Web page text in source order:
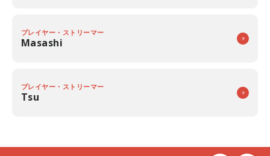
プレイヤー・ストリーマー
Masashi
プレイヤー・ストリーマー
Tsu